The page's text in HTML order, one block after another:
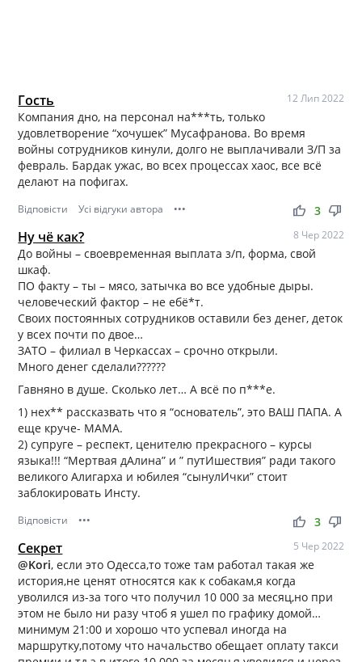
Гость 12 Лип 2022
Компания дно, на персонал на***ть, только
удовлетворение “хочушек” Мусафранова. Во время
войны сотрудников кинули, долго не выплачивали З/П за
февраль. Бардак ужас, во всех процессах хаос, все всё
делают на пофигах.
Відповісти Усі відгуки автора ••• thumb_up thumb_down
3
Ну чё как? 8 Чер 2022
До войны – своевременная выплата з/п, форма, свой
шкаф.
ПО факту – ты – мясо, затычка во все удобные дыры.
человеческий фактор – не ебё*т.
Своих постоянных сотрудников оставили без денег, деток
у всех почти по двое…
ЗАТО – филиал в Черкассах – срочно открыли.
Много денег сделали??????
Гавняно в душе. Сколько лет… А всё по п***е.
1) нех** рассказвать что я “основатель”, это ВАШ ПАПА. А
еще круче- МАМА.
2) супруге – респект, ценителю прекрасного – курсы
языка!!! “Мертвая дАлина” и ” путИшествия” ради такого
великого Алигарха и юбилея “сынулИчки” стоит
заблокировать Инсту.
Відповісти ••• thumb_up thumb_down
3
Секрет 5 Чер 2022
@Kori, если это Одесса,то тоже там работал такая же
история,не ценят относятся как к собакам,я когда
уволился из-за того что получил 10 000 за месяц,но при
этом не было ни разу чтоб я ушел по графику домой…
минимум 21:00 и хорошо что успевал иногда на
маршрутку,потому что начальство обещает оплату такси